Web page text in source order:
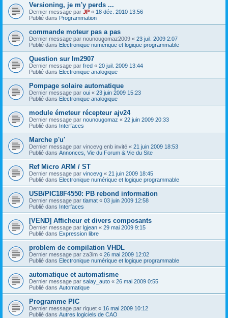
Versioning, je m'y perds ...
Dernier message par JP « 18 déc. 2010 13:56
Publié dans Programmation
commande moteur pas a pas
Dernier message par nounougomaz2009 « 23 juil. 2009 2:07
Publié dans Electronique numérique et logique programmable
Question sur lm2907
Dernier message par fred « 20 juil. 2009 13:44
Publié dans Electronique analogique
Pompage solaire automatique
Dernier message par oui « 23 juin 2009 15:23
Publié dans Electronique analogique
module émeteur récepteur ajv24
Dernier message par nounougomaz « 22 juin 2009 20:33
Publié dans Interfaces
Marche p'u'
Dernier message par vincevg enb invité « 21 juin 2009 18:53
Publié dans Annonces, Vie du Forum & Vie du Site
Ref Micro ARM / ST
Dernier message par vincevg « 21 juin 2009 18:45
Publié dans Electronique numérique et logique programmable
USB/PIC18F4550: PB rebond information
Dernier message par tiamat « 03 juin 2009 12:58
Publié dans Interfaces
[VEND] Afficheur et divers composants
Dernier message par lgjean « 29 mai 2009 9:15
Publié dans Expression libre
problem de compilation VHDL
Dernier message par za3im « 26 mai 2009 12:02
Publié dans Electronique numérique et logique programmable
automatique et automatisme
Dernier message par salay_auto « 26 mai 2009 0:55
Publié dans Automatique
Programme PIC
Dernier message par riquet « 16 mai 2009 10:12
Publié dans Autres logiciels de CAO